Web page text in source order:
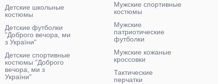
Детские школьные
костюмы
Детские футболки
"Доброго вечора, ми
з України"
Детские спортивные
костюмы "Доброго
вечора, ми з
України"
Мужские спортивные
костюмы
Мужские
патриотические
футболки
Мужские кожаные
кроссовки
Тактические
перчатки